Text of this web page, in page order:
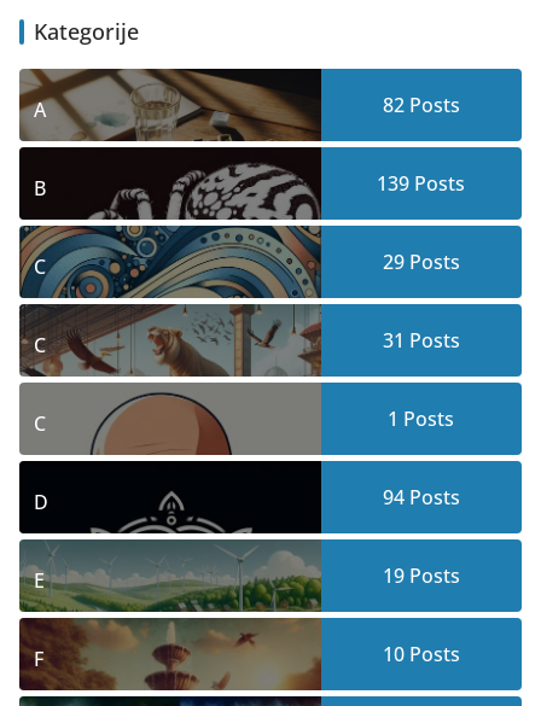
Kategorije
A 82Posts
B 139 Posts
C 29Posts
C 31 Posts
C 1 Posts
D 94Posts
E 19Posts
F 10Posts